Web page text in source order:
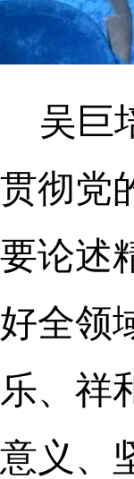
吴巨
贯彻党
要论述
好全领
乐、祥
意义、